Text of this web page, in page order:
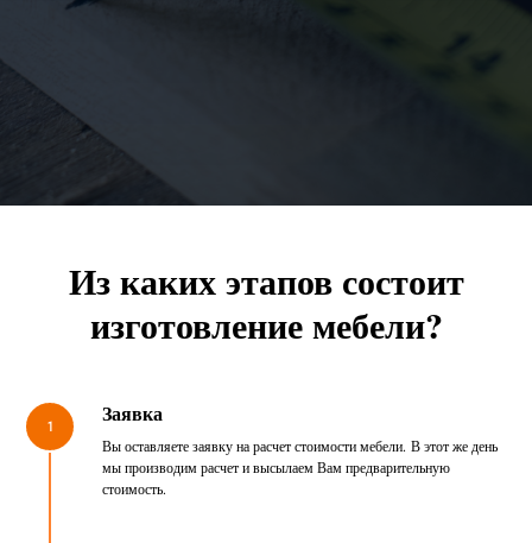
Из каких этапов состоит
изготовление мебели?
1 Заявка
Вы оставляете заявку на расчет стоимости мебели. В этот же день
мы производим расчет и высылаем Вам предварительную
стоимость.